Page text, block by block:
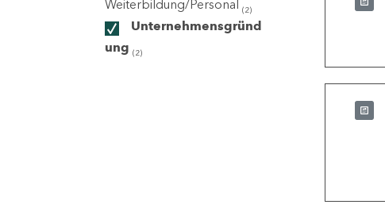
Weiterbildung/Personal (2)
Unternehmensgründ
ung (2)